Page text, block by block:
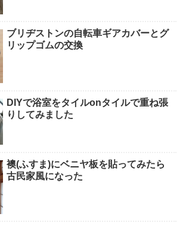
ブリヂストンの自転車ギアカバーとグ
リップゴムの交換
DIYで浴室をタイルonタイルで重ね張
りしてみました
襖(ふすま)にベニヤ板を貼ってみたら
古民家風になった